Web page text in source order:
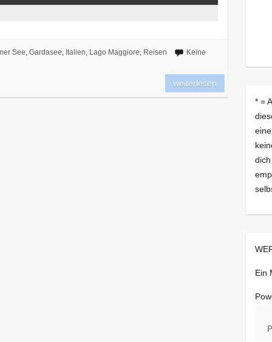
See, Gardasee, Italien, Lago Maggiore, Reisen
Keine
weiterlesen
* =
Ein